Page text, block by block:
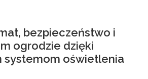
bezpieczeństwo i
ogrodzie dzięki
systemom oświetlenia